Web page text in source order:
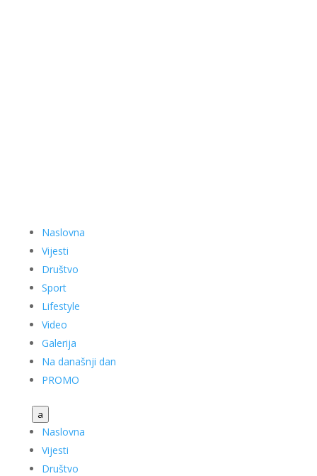
Naslovna
Vijesti
Društvo
Sport
Lifestyle
Video
Galerija
Na današnji dan
PROMO
a
Naslovna
Vijesti
Društvo